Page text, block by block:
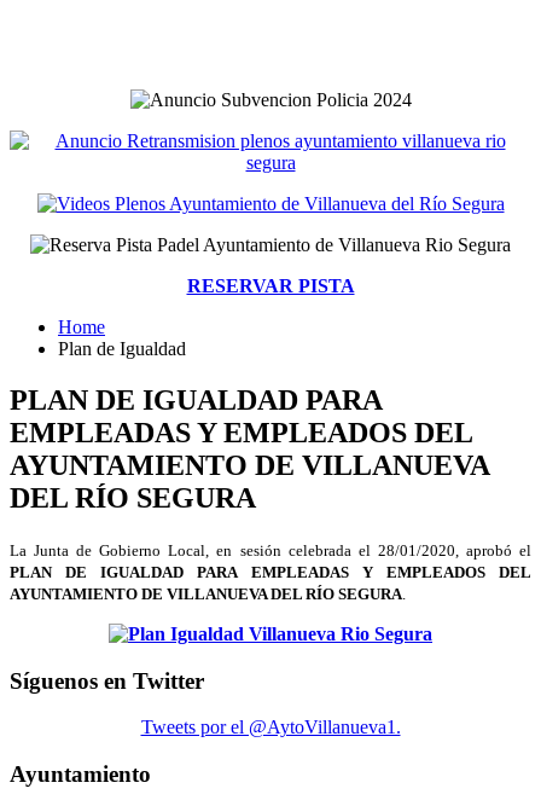
RESERVAR PISTA
Home
Plan de Igualdad
PLAN DE IGUALDAD PARA
EMPLEADAS Y EMPLEADOS DEL
AYUNTAMIENTO DE VILLANUEVA
DEL RÍO SEGURA
La Junta de Gobierno Local, en sesión celebrada el 28/01/2020, aprobó el
PLAN DE IGUALDAD PARA EMPLEADAS Y EMPLEADOS DEL
AYUNTAMIENTO DE VILLANUEVA DEL RÍO SEGURA
Síguenos en Twitter
Tweets por el @AytoVillanueva1.
Ayuntamiento